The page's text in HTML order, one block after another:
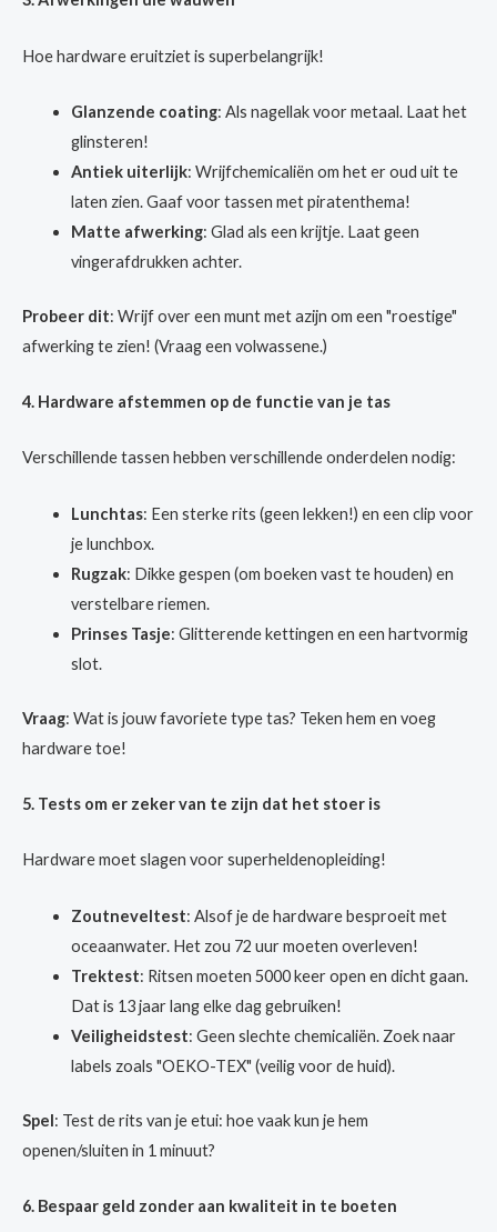
Hoe hardware eruitziet is superbelangrijk!
Glanzende coating: Als nagellak voor metaal. Laat het
glinsteren!
Antiek uiterlijk: Wrijfchemicaliën om het er oud uit te
laten zien. Gaaf voor tassen met piratenthema!
Matte afwerking: Glad als een krijtje. Laat geen
vingerafdrukken achter.
Probeer dit: Wrijf over een munt met azijn om een "roestige"
afwerking te zien! (Vraag een volwassene.)
4. Hardware afstemmen op de functie van je tas
Verschillende tassen hebben verschillende onderdelen nodig:
Lunchtas: Een sterke rits (geen lekken!) en een clip voor
je lunchbox.
Rugzak: Dikke gespen (om boeken vast te houden) en
verstelbare riemen.
Prinses Tasje: Glitterende kettingen en een hartvormig
slot.
Vraag: Wat is jouw favoriete type tas? Teken hem en voeg
hardware toe!
5. Tests om er zeker van te zijn dat het stoer is
Hardware moet slagen voor superheldenopleiding!
Zoutneveltest: Alsof je de hardware besproeit met
oceaanwater. Het zou 72 uur moeten overleven!
Trektest: Ritsen moeten 5000 keer open en dicht gaan.
Dat is 13 jaar lang elke dag gebruiken!
Veiligheidstest: Geen slechte chemicaliën. Zoek naar
labels zoals "OEKO-TEX" (veilig voor de huid).
Spel: Test de rits van je etui: hoe vaak kun je hem
openen/sluiten in 1 minuut?
6. Bespaar geld zonder aan kwaliteit in te boeten